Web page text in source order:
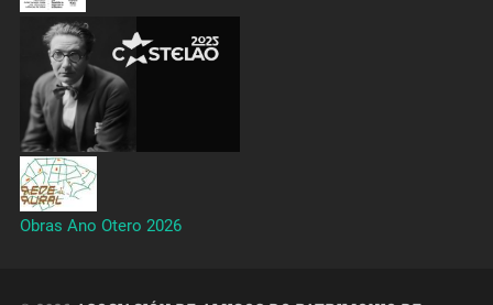
Obras Ano Otero 2026